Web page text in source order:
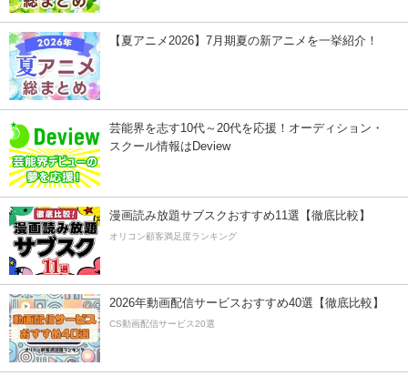
【夏アニメ2026】7月期夏の新アニメを一挙紹介！
芸能界を志す10代～20代を応援！オーディション・
スクール情報はDeview
漫画読み放題サブスクおすすめ11選【徹底比較】
オリコン顧客満足度ランキング
2026年動画配信サービスおすすめ40選【徹底比較】
CS動画配信サービス20選